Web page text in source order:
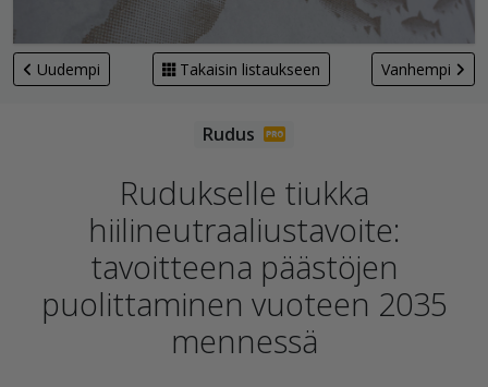
Uudempi Takaisin listaukseen Vanhempi
Rudukselle tiukka
hiilineutraaliustavoite:
tavoitteena päästöjen
puolittaminen vuoteen 2035
mennessä